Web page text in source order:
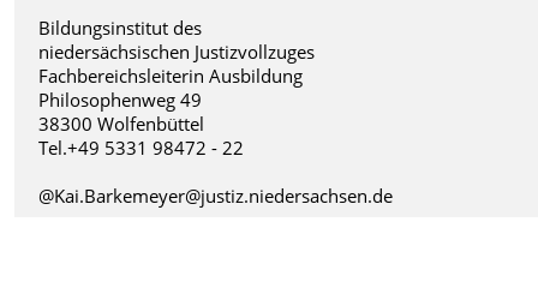
Bildungsinstitut des
niedersächsischen Justizvollzuges
Fachbereichsleiterin Ausbildung
Philosophenweg 49
38300 Wolfenbüttel
Tel.+49 5331 98472 - 22
@Kai.Barkemeyer@justiz.niedersachsen.de